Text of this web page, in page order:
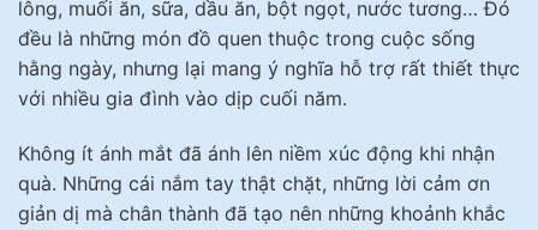
lông, muối ăn, sữa, dầu ăn, bột ngọt, nước tương… Đó
đều là những món đồ quen thuộc trong cuộc sống
hằng ngày, nhưng lại mang ý nghĩa hỗ trợ rất thiết thực
với nhiều gia đình vào dịp cuối năm.
Không ít ánh mắt đã ánh lên niềm xúc động khi nhận
quà. Những cái nắm tay thật chặt, những lời cảm ơn
giản dị mà chân thành đã tạo nên những khoảnh khắc